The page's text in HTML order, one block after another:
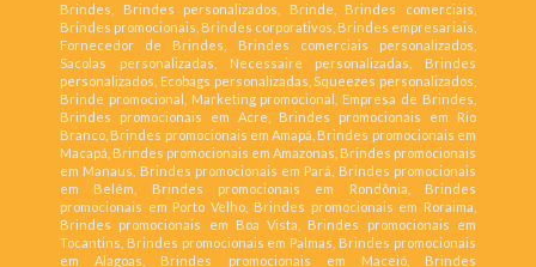
Brindes, Brindes personalizados, Brinde, Brindes comerciais,
Brindes promocionais, Brindes corporativos, Brindes empresariais,
Fornecedor de Brindes, Brindes comerciais personalizados,
Sacolas personalizadas, Necessaire personalizadas, Brindes
personalizados, Ecobags personalizadas, Squeezes personalizados,
Brinde promocional, Marketing promocional, Empresa de Brindes,
Brindes promocionais em Acre, Brindes promocionais em Rio
Branco, Brindes promocionais em Amapá, Brindes promocionais em
Macapá, Brindes promocionais em Amazonas, Brindes promocionais
em Manaus, Brindes promocionais em Pará, Brindes promocionais
em Belém, Brindes promocionais em Rondônia, Brindes
promocionais em Porto Velho, Brindes promocionais em Roraima,
Brindes promocionais em Boa Vista, Brindes promocionais em
Tocantins, Brindes promocionais em Palmas, Brindes promocionais
em Alagoas, Brindes promocionais em Maceió, Brindes